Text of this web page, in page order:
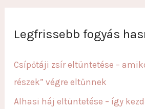
c
f
o
r
Legfrissebb fogyás
Csípőtáji zsír eltüntetése –
részek” végre eltűnnek
Alhasi háj eltüntetése – így